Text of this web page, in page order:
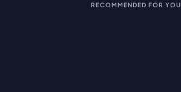
RECOMMENDED FOR YOU